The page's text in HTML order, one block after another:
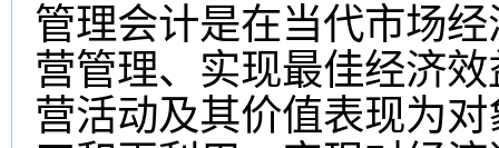
管理会计是在当代市场
营管理、实现最佳经济
营活动及其价值表现为